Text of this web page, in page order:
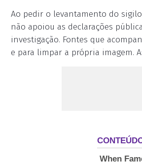
Ao pedir o levantamento do
não apoiou as declarações
investigação. Fontes que
e para limpar a própria imagem.